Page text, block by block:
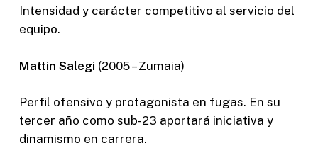
Intensidad y carácter competitivo al servicio del
equipo.
Mattin Salegi (2005 – Zumaia)
Perfil ofensivo y protagonista en fugas. En su
tercer año como sub-23 aportará iniciativa y
dinamismo en carrera.